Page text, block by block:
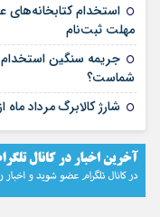
استخدام
مهلت ثبت‌نام
جریمه سنگین
شماست؟
شارژ کالابرگ مرداد ماه